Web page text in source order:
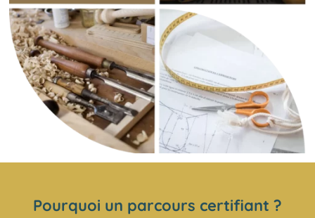
Pourquoi un parcours certifiant ?